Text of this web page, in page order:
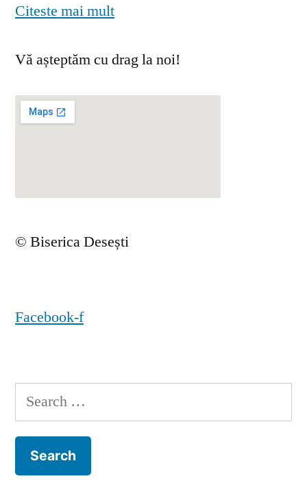
Citeste mai mult
Vă așteptăm cu drag la noi!
© Biserica Desești
Facebook-f
Search
for: